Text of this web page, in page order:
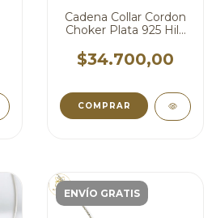
Cadena Collar Cordon
Choker Plata 925 Hilo
Negro cod4410
$34.700,00
COMPRAR
ENVÍO GRATIS